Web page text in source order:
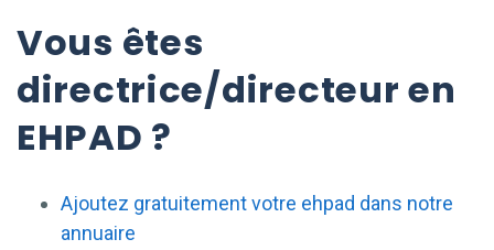
Vous êtes
directrice/directeur en
EHPAD ?
Ajoutez gratuitement votre ehpad dans notre
annuaire